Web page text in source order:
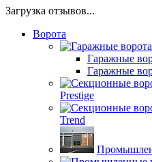
Загрузка отзывов...
Ворота
Гаражные
Гаражные
Prestige
Trend